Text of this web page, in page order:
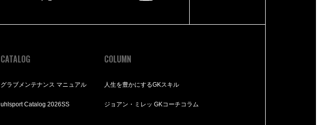
CATALOG
グラブメンテナンス マニュアル
uhlsport Catalog 2026SS
COLUMN
人生を豊かにするGKスキル
ジョアン・ミレッ GKコーチコラム